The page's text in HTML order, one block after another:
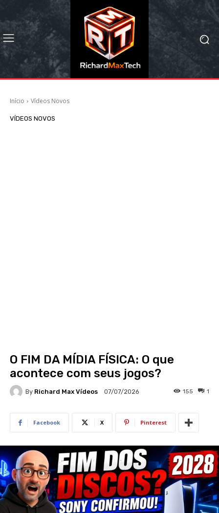
Início Vídeos Novos
VÍDEOS NOVOS
O FIM DA MÍDIA FÍSICA: O que
acontece com seus jogos?
By Richard Max Vídeos 07/07/2026 1
155
Facebook X Pinterest